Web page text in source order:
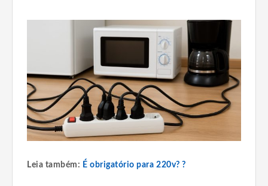
Leia também: É obrigatório para 220v? ?